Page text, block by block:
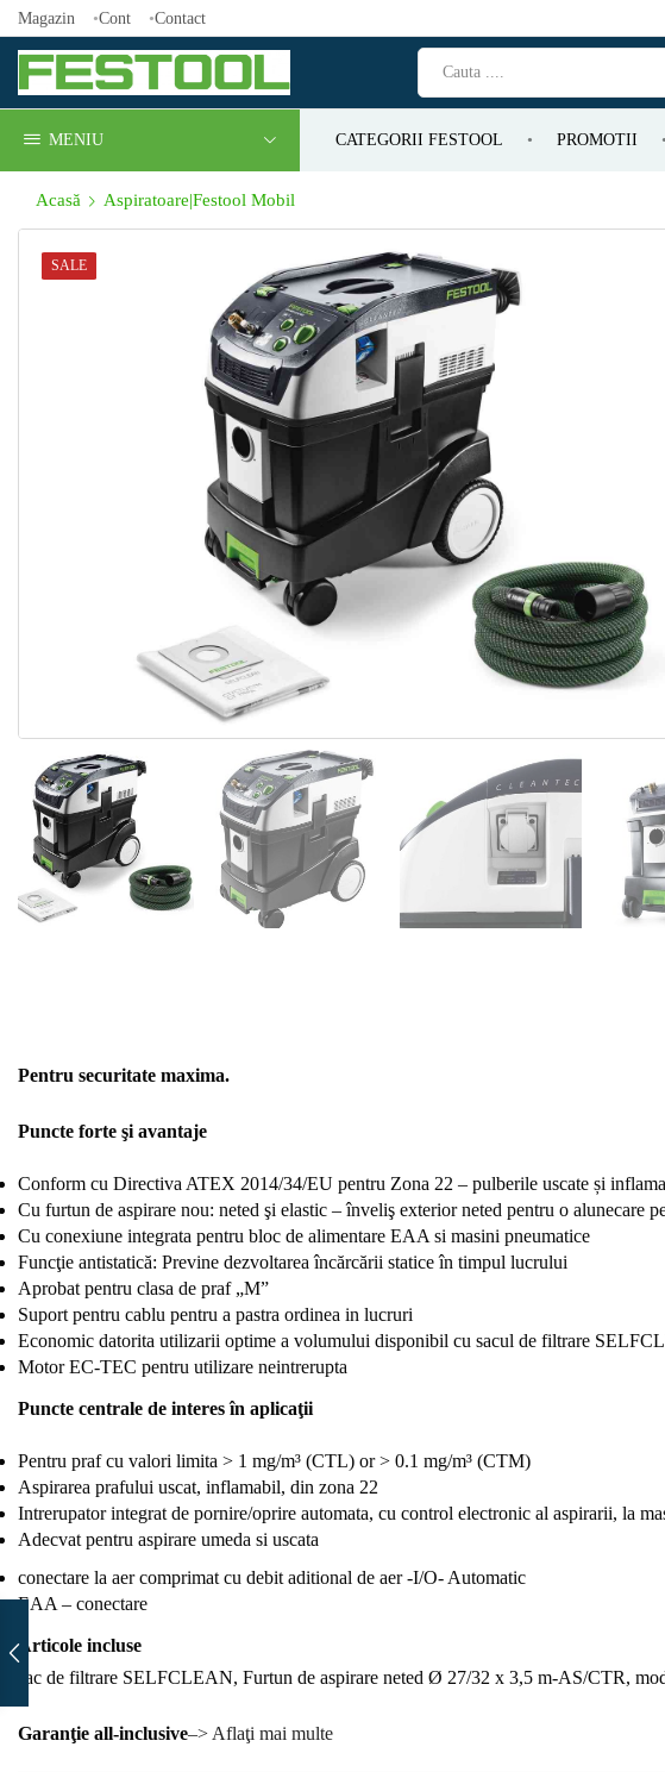
Magazin Cont Contact
MENIU CATEGORII FESTOOL PROMOTII
Acasă Aspiratoare|Festool Mobil
SALE
Pentru securitate maxima.
Puncte forte şi avantaje
Conform cu Directiva ATEX 2014/34/EU pentru Zona 22 – pulberile uscate și
Cu furtun de aspirare nou: neted şi elastic – înveliş exterior neted pentru o alunecare
Cu conexiune integrata pentru bloc de alimentare EAA si masini pneumatice
Funcţie antistatică: Previne dezvoltarea încărcării statice în timpul lucrului
Aprobat pentru clasa de praf „M”
Suport pentru cablu pentru a pastra ordinea in lucruri
Economic datorita utilizarii optime a volumului disponibil cu sacul de filtrare
Motor EC-TEC pentru utilizare neintrerupta
Puncte centrale de interes în aplicaţii
Pentru praf cu valori limita > 1 mg/m³ (CTL) or > 0.1 mg/m³ (CTM)
Aspirarea prafului uscat, inflamabil, din zona 22
Intrerupator integrat de pornire/oprire automata, cu control electronic al aspirarii, la
Adecvat pentru aspirare umeda si uscata
conectare la aer comprimat cu debit aditional de aer -I/O- Automatic
EAA – conectare
Articole incluse
sac de filtrare SELFCLEAN, Furtun de aspirare neted Ø 27/32 x 3,5 m-AS/CTR,
Garanţie all-inclusive–> Aflaţi mai multe